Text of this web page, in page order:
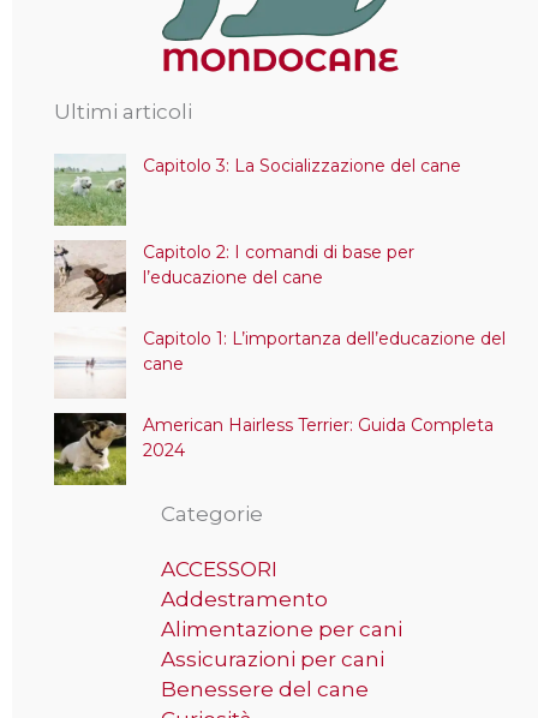
Ultimi articoli
Capitolo 3: La Socializzazione del cane
Capitolo 2: I comandi di base per
l’educazione del cane
Capitolo 1: L’importanza dell’educazione del
cane
American Hairless Terrier: Guida Completa
2024
Categorie
ACCESSORI
Addestramento
Alimentazione per cani
Assicurazioni per cani
Benessere del cane